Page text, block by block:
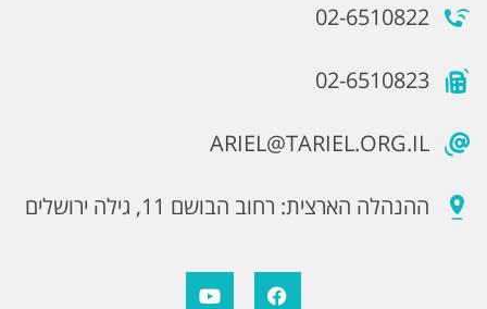
02-6510822
02-6510823
ARIEL@TARIEL.ORG.IL
ההנהלה הארצית: רחוב הבושם 11, גילה ירושלים